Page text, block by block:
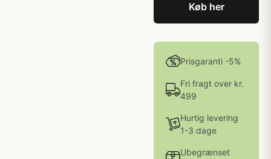
Køb her
Prisgaranti -5%
Fri fragt over kr.
499
Hurtig levering
1-3 dage
Ubegrænset